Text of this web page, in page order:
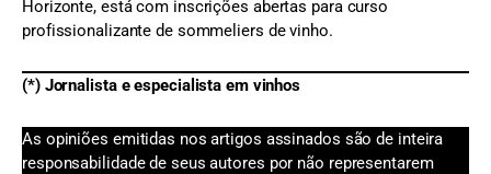
Horizonte, está com inscrições abertas para curso
profissionalizante de sommeliers de vinho.
(*) Jornalista e especialista em vinhos
As opiniões emitidas nos artigos assinados são de inteira
responsabilidade de seus autores por não representarem